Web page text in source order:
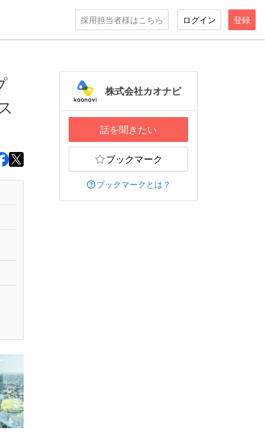
採用担当者様はこちら ログイン 登録
株式会社カオナビ
話を聞きたい
ブックマーク
ブックマークとは？